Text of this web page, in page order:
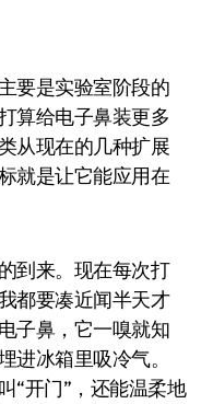
要是实验室阶段的
算给电子鼻装更多
从现在的几种扩展
就是让它能应用在
到来。现在每次打
都要凑近闻半天才
子鼻，它一嗅就知
进冰箱里吸冷气。
“开门”，还能温柔地